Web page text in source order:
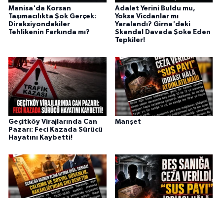
Manisa'da Korsan
Taşımacılıkta Şok Gerçek:
Direksiyondakiler
Tehlikenin Farkında mı?
Adalet Yerini Buldu mu,
Yoksa Vicdanlar mı
Yaralandı? Girne'deki
Skandal Davada Şoke Eden
Tepkiler!
Geçitköy Virajlarında Can
Pazarı: Feci Kazada Sürücü
Hayatını Kaybetti!
Manşet